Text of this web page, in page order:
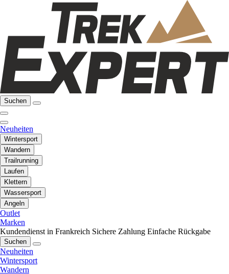
Suchen
Neuheiten
Wintersport
Wandern
Trailrunning
Laufen
Klettern
Wassersport
Angeln
Outlet
Marken
Kundendienst in Frankreich Sichere Zahlung Einfache Rückgabe
Suchen
Neuheiten
Wintersport
Wandern